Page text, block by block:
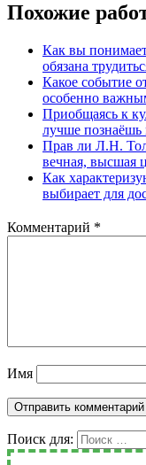
Похожие
Как вы
обязана
Какое событие
особенно
Приобщаясь к
лучше
Прав ли Л.Н.
вечная, высшая
Как
выбирает для
Комментарий *
Имя
Поиск для: